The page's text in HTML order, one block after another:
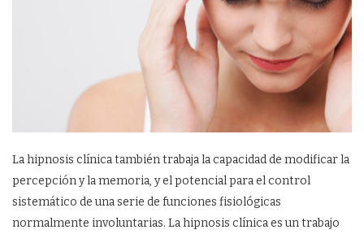
La hipnosis clínica también trabaja la capacidad de modificar la
percepción y la memoria, y el potencial para el control
sistemático de una serie de funciones fisiológicas
normalmente involuntarias. La hipnosis clínica es un trabajo